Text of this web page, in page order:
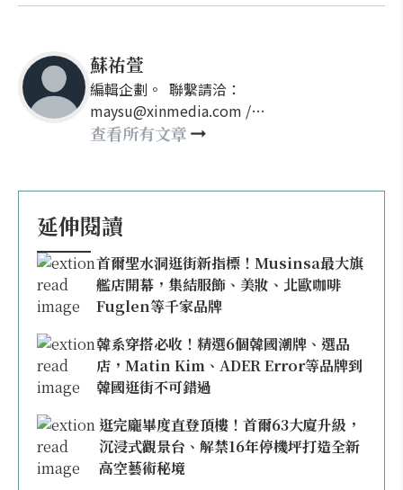
蘇祐萱
編輯企劃。 聯繫請洽：
maysu@xinmedia.com /
may860527@gmail.com
查看所有文章
延伸閱讀
首爾聖水洞逛街新指標！Musinsa最大旗
艦店開幕，集結服飾、美妝、北歐咖啡
Fuglen等千家品牌
韓系穿搭必收！精選6個韓國潮牌、選品
店，Matin Kim、ADER Error等品牌到
韓國逛街不可錯過
逛完龐畢度直登頂樓！首爾63大廈升級，
沉浸式觀景台、解禁16年停機坪打造全新
高空藝術秘境